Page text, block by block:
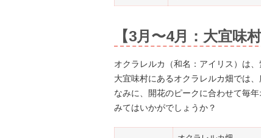
【3月〜4月：大宜味
オクラレルカ（和名：アイリス）は
大宜味村にあるオクラレルカ畑では
なみに、開花のピークに合わせて毎
みてはいかがでしょうか？